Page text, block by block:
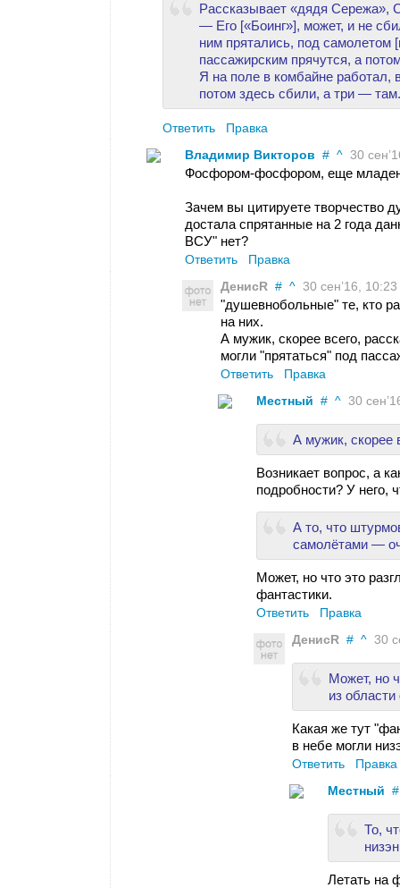
Рассказывает «дядя Сережа»,
— Его [«Боинг»], может, и не
ним прятались, под самолетом
пассажирским прячутся, а
Я на поле в комбайне
потом здесь сбили, а три — там.
Ответить
Правка
Владимир Викторов # ^ 30
Фосфором-фосфором, еще
Зачем вы цитируете творчество
достала спрятанные на 2 года
ВСУ" нет?
Ответить
Правка
ДенисR # ^ 30 сен’16, 10:23
"душевнобольные" те, кто
на них.
А мужик, скорее всего,
могли "прятаться" под
Ответить
Правка
Местный # ^ 30
А мужик, скорее
Возникает вопрос, а
подробности? У него,
А то, что
самолётами —
Может, но что это
фантастики.
Ответить
Правка
ДенисR # ^ 30
Может, но
из
Какая же тут
в небе могли
Ответить
Правка
Местный #
То,
Летать на